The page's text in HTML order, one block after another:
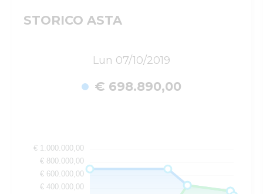
STORICO ASTA
Lun 07/10/2019
€ 698.890,00
€ 1.000.000,00
€ 800.000,00
€ 600.000,00
€ 400.000,00